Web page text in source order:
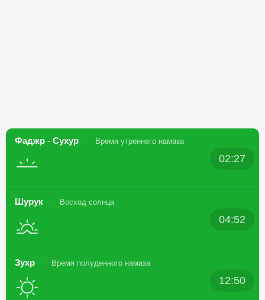
Фаджр - Сухур Время утреннего намаза
02:27
Шурук Восход солнца
04:52
Зухр Время полуденного намаза
12:50